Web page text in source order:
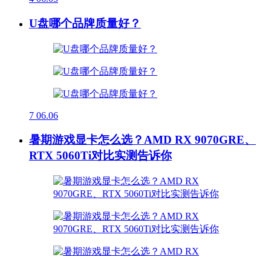
U盘哪个品牌质量好？
7 06.06
暑期游戏显卡怎么选？AMD RX 9070GRE、
RTX 5060Ti对比实测告诉你